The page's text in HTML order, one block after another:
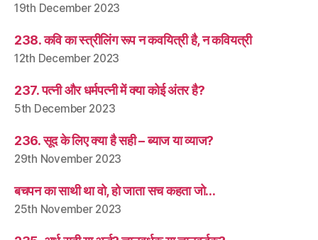
19th December 2023
238. कवि का स्त्रीलिंग रूप न कवयित्री है, न कवियत्री
12th December 2023
237. पत्नी और धर्मपत्नी में क्या कोई अंतर है?
5th December 2023
236. सूद के लिए क्या है सही – ब्याज या व्याज?
29th November 2023
बचपन का साथी था वो, हो जाता सच कहता जो…
25th November 2023